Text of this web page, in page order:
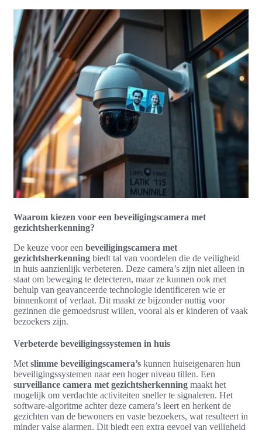
Waarom kiezen voor een beveiligingscamera met
gezichtsherkenning?
De keuze voor een beveiligingscamera met
gezichtsherkenning biedt tal van voordelen die de veiligheid
in huis aanzienlijk verbeteren. Deze camera’s zijn niet alleen in
staat om beweging te detecteren, maar ze kunnen ook met
behulp van geavanceerde technologie identificeren wie er
binnenkomt of verlaat. Dit maakt ze bijzonder nuttig voor
gezinnen die gemoedsrust willen, vooral als er kinderen of vaak
bezoekers zijn.
Verbeterde beveiligingssystemen in huis
Met slimme beveiligingscamera’s kunnen huiseigenaren hun
beveiligingssystemen naar een hoger niveau tillen. Een
surveillance camera met gezichtsherkenning maakt het
mogelijk om verdachte activiteiten sneller te signaleren. Het
software-algoritme achter deze camera’s leert en herkent de
gezichten van de bewoners en vaste bezoekers, wat resulteert in
minder valse alarmen. Dit biedt een extra gevoel van veiligheid